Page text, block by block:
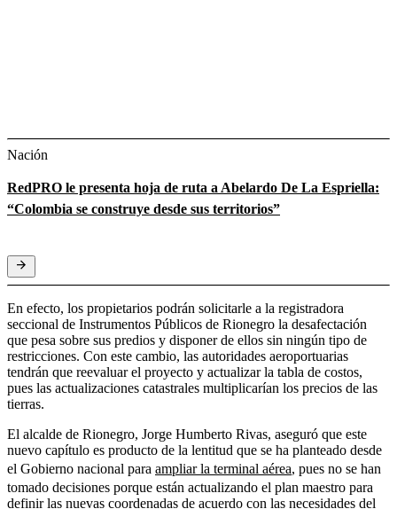
Nación
RedPRO le presenta hoja de ruta a Abelardo De La Espriella:
“Colombia se construye desde sus territorios”
En efecto, los propietarios podrán solicitarle a la registradora
seccional de Instrumentos Públicos de Rionegro la desafectación
que pesa sobre sus predios y disponer de ellos sin ningún tipo de
restricciones. Con este cambio, las autoridades aeroportuarias
tendrán que reevaluar el proyecto y actualizar la tabla de costos,
pues las actualizaciones catastrales multiplicarían los precios de las
tierras.
El alcalde de Rionegro, Jorge Humberto Rivas, aseguró que este
nuevo capítulo es producto de la lentitud que se ha planteado desde
el Gobierno nacional para ampliar la terminal aérea, pues no se han
tomado decisiones porque están actualizando el plan maestro para
definir las nuevas coordenadas de acuerdo con las necesidades del